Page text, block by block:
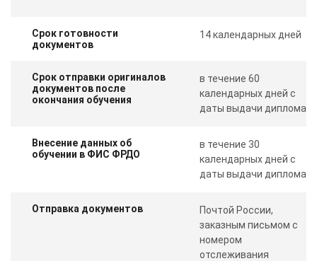
Срок готовности
документов
14 календарных дней
Срок отправки оригиналов
документов после
окончания обучения
в течение 60
календарных дней с
даты выдачи диплома
Внесение данных об
обучении в ФИС ФРДО
в течение 30
календарных дней с
даты выдачи диплома
Отправка документов
Почтой России,
заказным письмом с
номером
отслеживания